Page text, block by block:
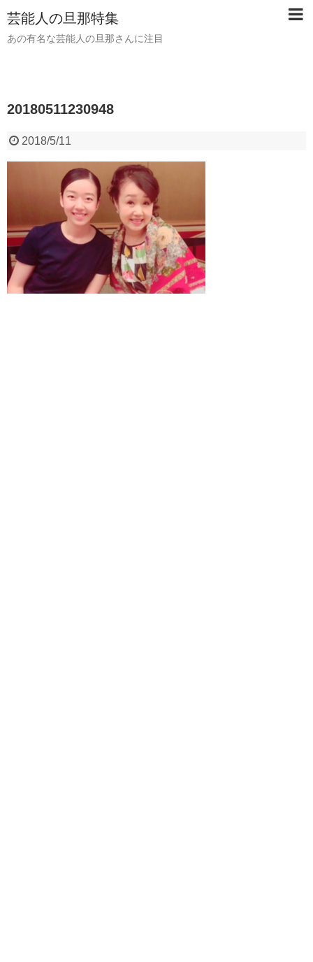
芸能人の旦那特集
あの有名な芸能人の旦那さんに注目
20180511230948
2018/5/11